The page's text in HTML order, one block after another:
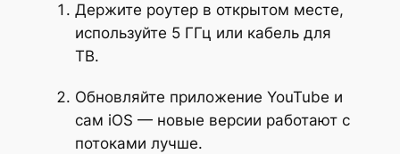
Держите роутер в открытом месте,
используйте 5 ГГц или кабель для
ТВ.
Обновляйте приложение YouTube и
сам iOS — новые версии работают с
потоками лучше.